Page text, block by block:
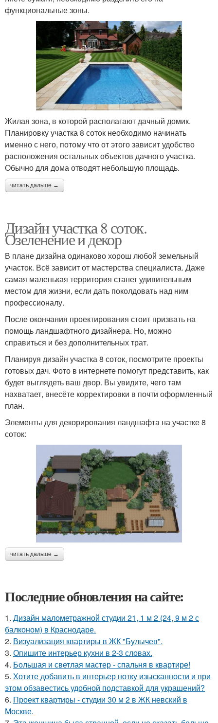
функциональные зоны.
Жилая зона, в которой располагают дачный домик.
Планировку участка 8 соток необходимо начинать
именно с него, потому что от этого зависит удобство
расположения остальных объектов дачного участка.
Обычно для дома отводят небольшую площадь.
читать дальше →
Дизайн участка 8 соток.
Озеленение и декор
В плане дизайна одинаково хорош любой земельный
участок. Всё зависит от мастерства специалиста. Даже
самая маленькая территория станет удивительным
местом для жизни, если дать поколдовать над ним
профессионалу.
После окончания проектирования стоит призвать на
помощь ландшафтного дизайнера. Но, можно
справиться и без дополнительных трат.
Планируя дизайн участка 8 соток, посмотрите проекты
готовых дач. Фото в интернете помогут представить, как
будет выглядеть ваш двор. Вы увидите, чего там
нахватает, внесёте корректировки в почти оформленный
план.
Элементы для декорирования ландшафта на участке 8
соток:
читать дальше →
Последние обновления на сайте:
1. Дизайн малометражной студии 21, 1 м 2 (24, 9 м 2 с
балконом) в Краснодаре.
2. Визуализация квартиры в ЖК "Булычев".
3. Опишите интерьер кухни в 2-3 словах.
4. Большая и светлая мастер - спальня в квартире!
5. Хотите добавить в интерьер нотку изысканности и при
этом обзавестись удобной подставкой для украшений?
6. Проект квартиры - студии 30 м 2 в ЖК невский в
Москве.